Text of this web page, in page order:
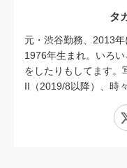
タ
元・渋谷勤務、2013年
1976年生まれ。いろ
をしたりもしてます
II（2019/8以降）、時